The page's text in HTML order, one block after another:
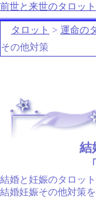
前世と来世のタロット
タロット > 運命の
その他対策
結
結婚と妊娠のタロッ
結婚妊娠その他対策